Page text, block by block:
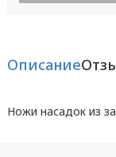
Описание
Ножи насадок из